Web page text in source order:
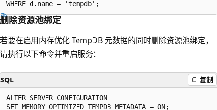
删除资源池绑定
若要在启用内存优化 TempDB 元数据的同时删除资源池绑定，
请执行以下命令并重启服务：
SQL 复制
ALTER SERVER CONFIGURATION